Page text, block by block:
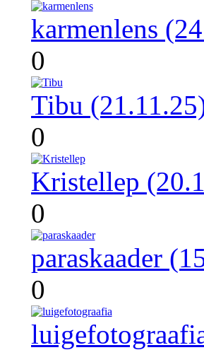
karmenlens
0
Tibu
0
Kristellep
0
paraskaader
0